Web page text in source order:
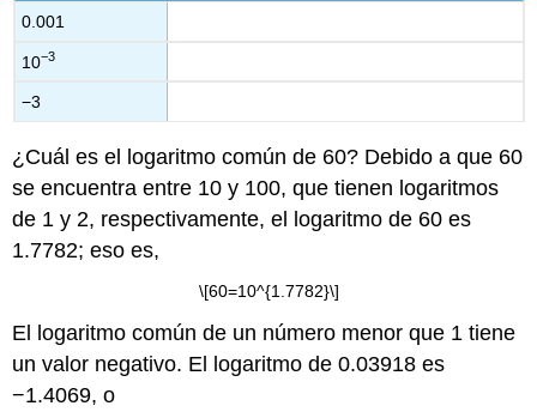
0.001
10−3
−3
¿Cuál es el logaritmo común de 60? Debido a que 60
se encuentra entre 10 y 100, que tienen logaritmos
de 1 y 2, respectivamente, el logaritmo de 60 es
1.7782; eso es,
\[60=10^{1.7782}\]
El logaritmo común de un número menor que 1 tiene
un valor negativo. El logaritmo de 0.03918 es
−1.4069, o